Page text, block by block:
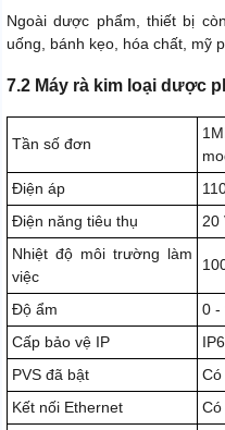
Ngoài dược phẩm, thiết bị
uống, bánh kẹo, hóa chất, mỹ
7.2 Máy rà kim loại dược
Tần số đơn
Điện áp
Điện năng tiêu thụ
20
Nhiệt độ môi trường làm
việc
Độ ẩm
0 -
Cấp bảo vệ IP
PVS đã bật
Có
Kết nối Ethernet
Có